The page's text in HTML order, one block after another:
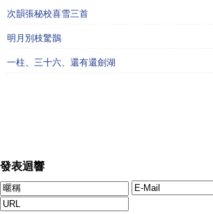
次韻張秘校喜雪三首
明月別枝驚鵲
一柱、三十六、還有還劍湖
發表迴響